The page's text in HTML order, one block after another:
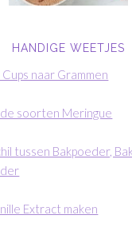
HANDIGE WEETJES
naar Grammen
soorten Meringue
tussen Bakpoeder,
Extract maken